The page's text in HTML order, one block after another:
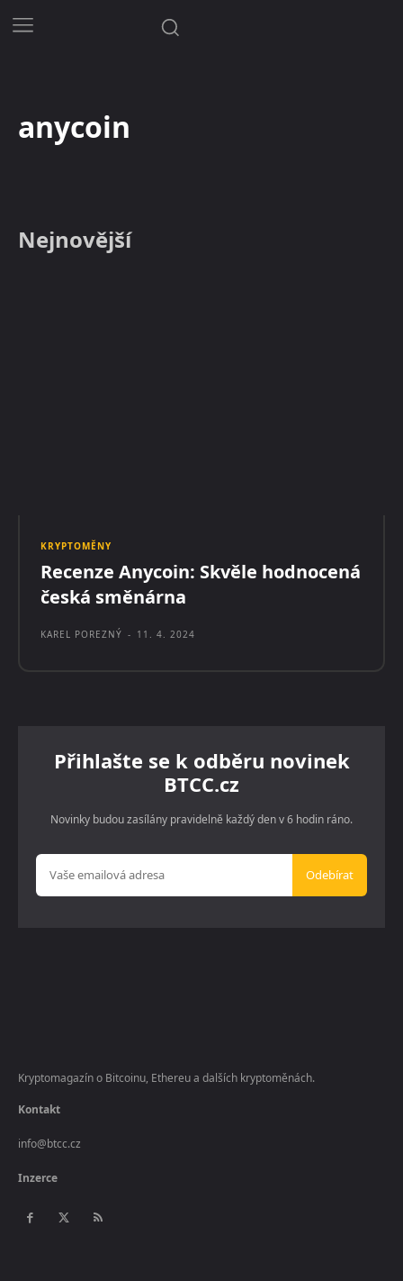
anycoin
Nejnovější
KRYPTOMĚNY
Recenze Anycoin: Skvěle hodnocená
česká směnárna
KAREL POREZNÝ - 11. 4. 2024
Přihlašte se k odběru novinek
BTCC.cz
Novinky budou zasílány pravidelně každý den v 6 hodin ráno.
Odebírat
Kryptomagazín o Bitcoinu, Ethereu a dalších kryptoměnách.
Kontakt
info@btcc.cz
Inzerce